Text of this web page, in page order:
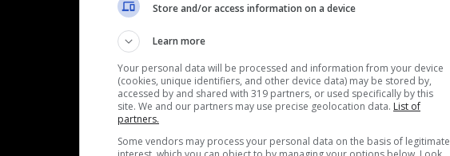
Store and/or access information on a device
Learn more
Your personal data will be processed and information from your device
(cookies, unique identifiers, and other device data) may be stored by,
accessed by and shared with 319 partners, or used specifically by this
site. We and our partners may use precise geolocation data. List of
partners.
Some vendors may process your personal data on the basis of legitimate